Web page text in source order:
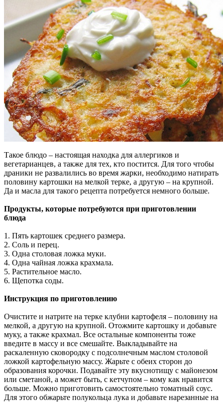
Такое блюдо – настоящая находка для аллергиков и
вегетарианцев, а также для тех, кто постится. Для того чтобы
драники не развалились во время жарки, необходимо натирать
половину картошки на мелкой терке, а другую – на крупной.
Да и масла для такого рецепта потребуется немного больше.
Продукты, которые потребуются при приготовлении
блюда
1. Пять картошек среднего размера.
2. Соль и перец.
3. Одна столовая ложка муки.
4. Одна чайная ложка крахмала.
5. Растительное масло.
6. Щепотка соды.
Инструкция по приготовлению
Очистите и натрите на терке клубни картофеля – половину на
мелкой, а другую на крупной. Отожмите картошку и добавьте
муку, а также крахмал. Все остальные компоненты тоже
введите в массу и все смешайте. Выкладывайте на
раскаленную сковородку с подсолнечным маслом столовой
ложкой картофельную массу. Жарьте с обеих сторон до
образования корочки. Подавайте эту вкуснотищу с майонезом
или сметаной, а может быть, с кетчупом – кому как нравится
больше. Можно приготовить самостоятельно томатный соус.
Для этого обжарьте полукольца лука и добавьте нарезанные на